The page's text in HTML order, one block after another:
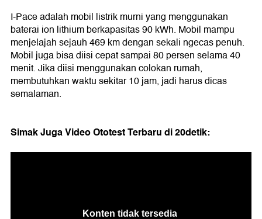
I-Pace adalah mobil listrik murni yang menggunakan
baterai ion lithium berkapasitas 90 kWh. Mobil mampu
menjelajah sejauh 469 km dengan sekali ngecas penuh.
Mobil juga bisa diisi cepat sampai 80 persen selama 40
menit. Jika diisi menggunakan colokan rumah,
membutuhkan waktu sekitar 10 jam, jadi harus dicas
semalaman.
Simak Juga Video Ototest Terbaru di 20detik: